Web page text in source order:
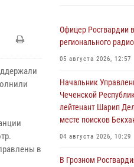
в
Офицер Росгвардии
регионального радио
05 августа 2026, 12:57
Начальник
Чеченской
лейтенант Шарип
месте поисков
04 августа 2026, 10:29
В Грозном